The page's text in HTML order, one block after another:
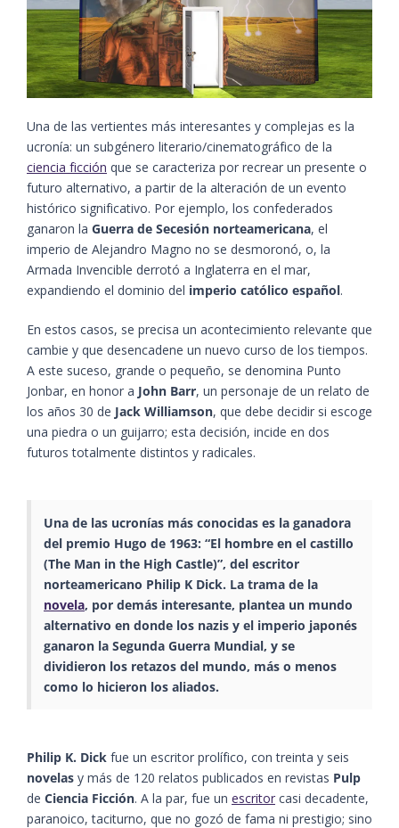
Una de las vertientes más interesantes y complejas es la
ucronía: un subgénero literario/cinematográfico de la
ciencia ficción que se caracteriza por recrear un presente o
futuro alternativo, a partir de la alteración de un evento
histórico significativo. Por ejemplo, los confederados
ganaron la Guerra de Secesión norteamericana, el
imperio de Alejandro Magno no se desmoronó, o, la
Armada Invencible derrotó a Inglaterra en el mar,
expandiendo el dominio del imperio católico español.
En estos casos, se precisa un acontecimiento relevante que
cambie y que desencadene un nuevo curso de los tiempos.
A este suceso, grande o pequeño, se denomina Punto
Jonbar, en honor a John Barr, un personaje de un relato de
los años 30 de Jack Williamson, que debe decidir si escoge
una piedra o un guijarro; esta decisión, incide en dos
futuros totalmente distintos y radicales.
Una de las ucronías más conocidas es la ganadora
del premio Hugo de 1963: “El hombre en el castillo
(The Man in the High Castle)”, del escritor
norteamericano Philip K Dick. La trama de la
novela, por demás interesante, plantea un mundo
alternativo en donde los nazis y el imperio japonés
ganaron la Segunda Guerra Mundial, y se
dividieron los retazos del mundo, más o menos
como lo hicieron los aliados.
Philip K. Dick fue un escritor prolífico, con treinta y seis
novelas y más de 120 relatos publicados en revistas Pulp
de Ciencia Ficción. A la par, fue un escritor casi decadente,
paranoico, taciturno, que no gozó de fama ni prestigio; sino